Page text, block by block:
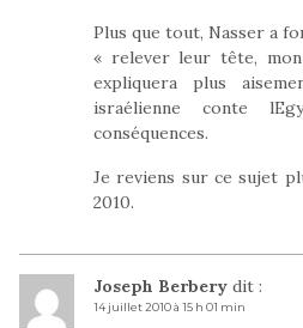
Plus que tout, Nasser a
« relever leur tête,
expliquera plus
israélienne conte
conséquences.
Je reviens sur ce sujet
2010.
Joseph Berbery dit :
14 juillet 2010 à 15 h 01 min